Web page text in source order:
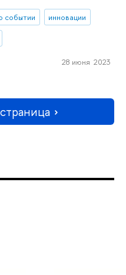
событии
инновации
28 июня 2023